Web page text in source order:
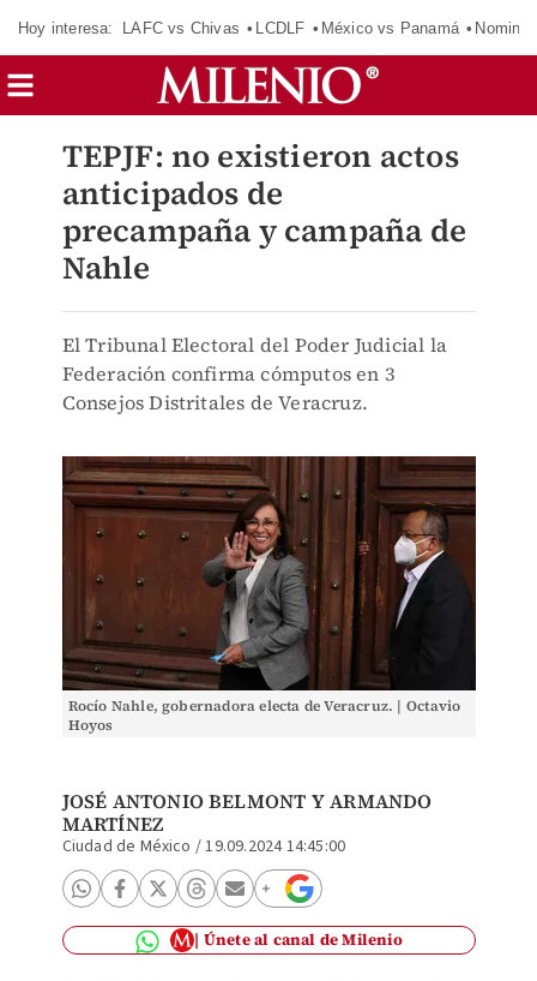
Hoy interesa: LAFC vs Chivas LCDLF México vs Panamá
TEPJF: no existieron actos
anticipados de
precampaña y campaña de
Nahle
El Tribunal Electoral del Poder Judicial la
Federación confirma cómputos en 3
Consejos Distritales de Veracruz.
Rocío Nahle, gobernadora electa de Veracruz. | Octavio
Hoyos
JOSÉ ANTONIO BELMONT YARMANDO
MARTÍNEZ
Ciudad de México /19.09.2024 14:45:00
Únete al canal de Milenio